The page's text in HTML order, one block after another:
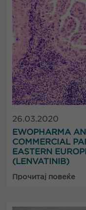
26.03.2020
EWOPHARMA
COMMERCIAL
EASTERN
(LENVATINIB)
Прочитај повеќе